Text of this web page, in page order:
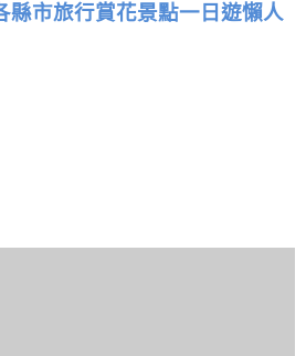
縣市旅行賞花景點一日遊懶人